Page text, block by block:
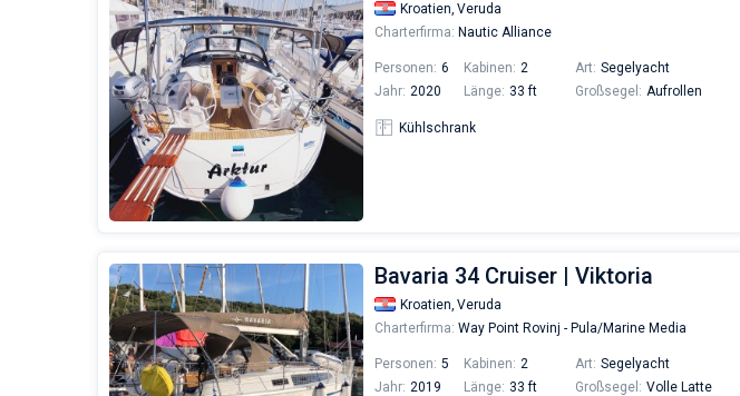
Kroatien, Veruda
Charterfirma: Nautic Alliance
Personen: 6 Kabinen: 2 Art: Segelyacht
Jahr: 2020 Länge: 33 ft Großsegel: Aufrollen
Kühlschrank
Bavaria 34 Cruiser | Viktoria
Kroatien, Veruda
Charterfirma: Way Point Rovinj - Pula/Marine Media
Personen: 5 Kabinen: 2 Art: Segelyacht
Jahr: 2019 Länge: 33 ft Großsegel: Volle Latte